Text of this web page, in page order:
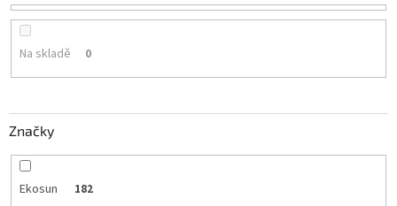
o
ů
Na skladě 0
Značky
Ekosun 182